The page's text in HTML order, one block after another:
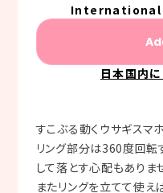
International
日本国内
すこぶる動くウサギスマ
リング部分は360度回転
して落とす心配もありま
またリングを立てて使え